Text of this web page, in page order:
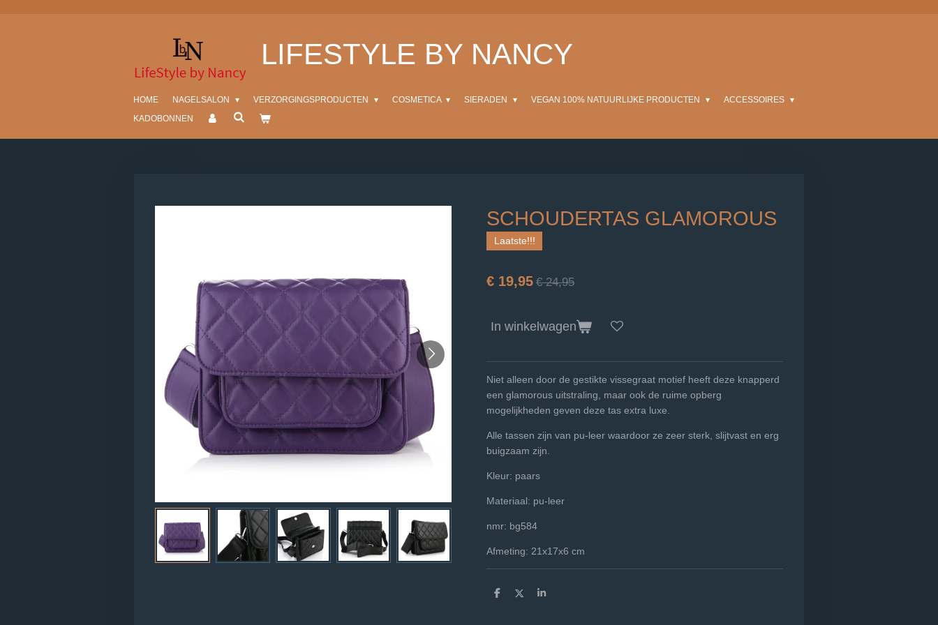
LIFESTYLE BY NANCY
HOME NAGELSALON VERZORGINGSPRODUCTEN COSMETICA SIERADEN VEGAN 100% NATUURLIJKE PRODUCTEN
ACCESSOIRES
KADOBONNEN
SCHOUDERTAS GLAMOROUS
Laatste!!!
€ 19,95 € 24,95
In winkelwagen
Niet alleen door de gestikte vissegraat motief heeft deze knapperd
een glamorous uitstraling, maar ook de ruime opberg
mogelijkheden geven deze tas extra luxe.
Alle tassen zijn van pu-leer waardoor ze zeer sterk, slijtvast en erg
buigzaam zijn.
Kleur: paars
Materiaal: pu-leer
nmr: bg584
Afmeting: 21x17x6 cm
D
D
S